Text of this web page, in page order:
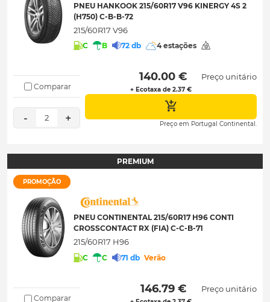
PNEU HANKOOK 215/60R17 V96 KINERGY 4S 2
(H750) C-B-B-72
215/60R17 V96
C B 72 db 4 estações
Comparar
- 2 +
140.00 €
+ Ecotaxa de 2.37 €
Preço unitário
Preço em Portugal Continental.
PREMIUM
PROMOÇÃO
PNEU CONTINENTAL 215/60R17 H96 CONTI
CROSSCONTACT RX (FIA) C-C-B-71
215/60R17 H96
C C 71 db Verão
Comparar
146.79 € Preço unitário